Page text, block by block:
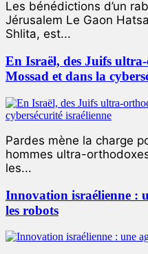
Les bénédictions d’un
Jérusalem Le Gaon
Shlita, est...
En Israël, des Juifs
Mossad et dans la
Pardes mène la charge
hommes ultra-
les...
Innovation israélienne :
les robots